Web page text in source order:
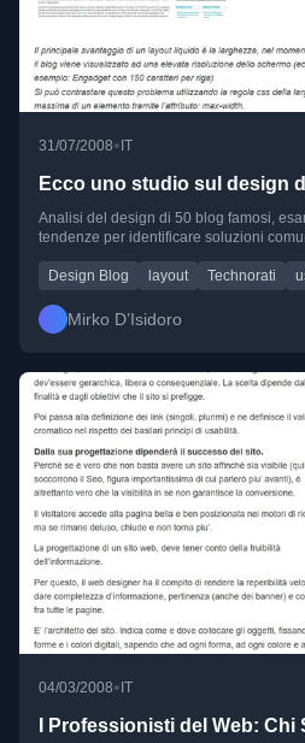
31/07/2008•IT
Ecco uno studio sul design
Analisi del design di 50 blog famosi,
tendenze per identificare soluzioni
Design Blog layout Technorati
Mirko D’Isidoro
04/03/2008• IT
I Professionisti del Web: